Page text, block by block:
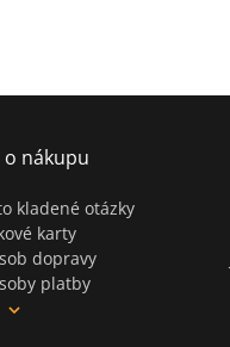
o nákupu
kladené otázky
karty
dopravy
platby